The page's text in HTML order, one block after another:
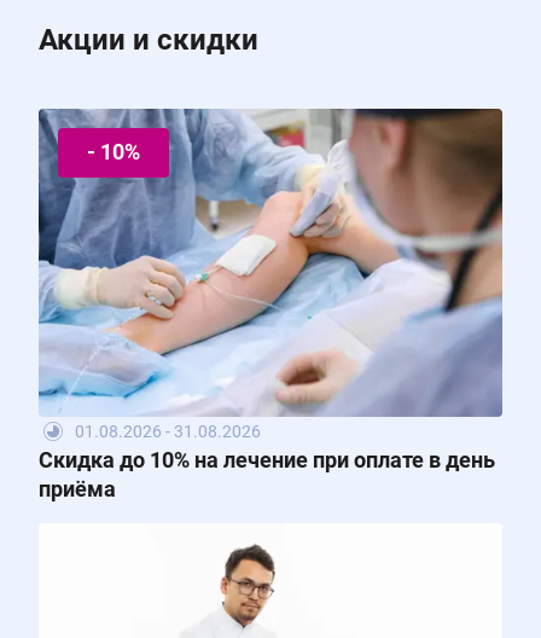
Акции и скидки
- 10%
01.08.2026 - 31.08.2026
Скидка до 10% на лечение при оплате в день
приёма